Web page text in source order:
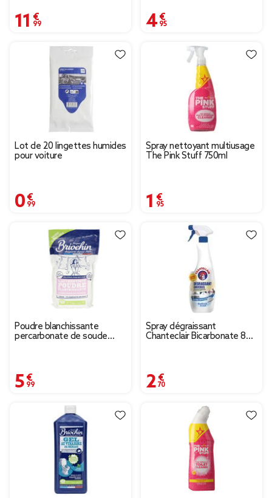
11,99 € 4,95 €
Lot de 20 lingettes humides
pour voiture
0,99 €
Spray nettoyant multiusage
The Pink Stuff 750ml
1,95 €
Poudre blanchissante
percarbonate de soude
5,99 €
Spray dégraissant
Chanteclair Bicarbonate 800
2,70 €